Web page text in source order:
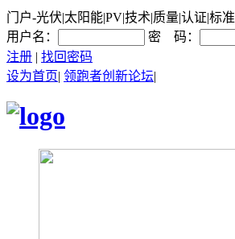
门户-光伏|太阳能|PV|技术|质量|认证|标准
用户名：
密 码：
注册 | 找回密码
设为首页| 领跑者创新论坛|